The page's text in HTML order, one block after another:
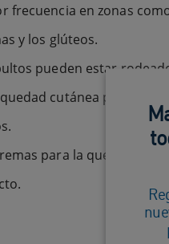
frecuencia en zonas
y los glúteos.
pueden estar
cutánea puede
para la queratosis